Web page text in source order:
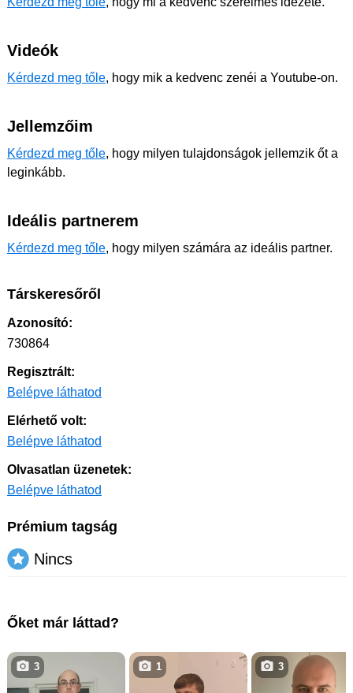
Videók
Kérdezd meg tőle, hogy mik a kedvenc zenéi a Youtube-on.
Jellemzőim
Kérdezd meg tőle, hogy milyen tulajdonságok jellemzik őt a
leginkább.
Ideális partnerem
Kérdezd meg tőle, hogy milyen számára az ideális partner.
Társkeresőről
Azonosító:
730864
Regisztrált:
Belépve láthatod
Elérhető volt:
Belépve láthatod
Olvasatlan üzenetek:
Belépve láthatod
Prémium tagság
Nincs
Őket már láttad?
3 1 3